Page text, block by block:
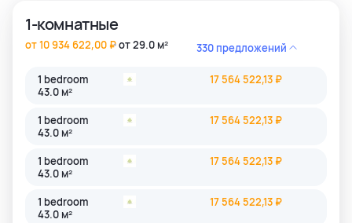
1-комнатные
от 29.0 м²
от 10 934 622,00 ₽ 330 предложений
1 bedroom
43.0 м²
17 564 522,13 ₽
1 bedroom
43.0 м²
17 564 522,13 ₽
1 bedroom
43.0 м²
17 564 522,13 ₽
1 bedroom
43.0 м²
17 564 522,13 ₽